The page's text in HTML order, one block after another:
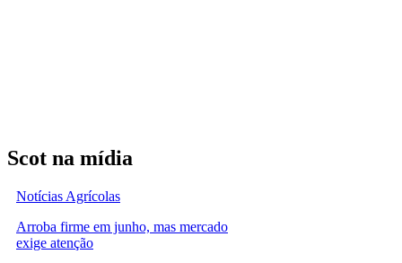
Scot na mídia
Notícias Agrícolas
Arroba firme em junho, mas mercado
exige atenção